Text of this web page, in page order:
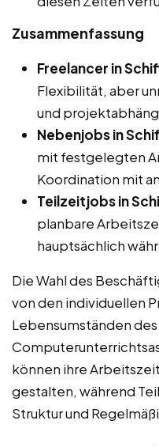
Zusammenfassung
Freelancer in
Flexibilität, aber
und
Nebenjobs in
mit festgelegten
Koordination mit
Teilzeitjobs in
planbare
hauptsächlich
Die Wahl des
von den individuellen
Lebensumständen des
können ihre
gestalten, während
Struktur und